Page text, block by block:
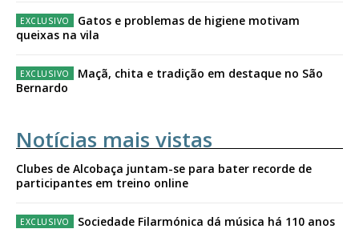
Gatos e problemas de higiene motivam
queixas na vila
Maçã, chita e tradição em destaque no São
Bernardo
Notícias mais vistas
Clubes de Alcobaça juntam-se para bater recorde de
participantes em treino online
Sociedade Filarmónica dá música há 110 anos